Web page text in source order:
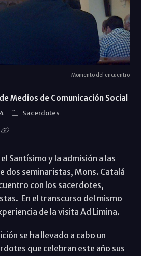
Momento del encuentro
Medios de Comunicación Social
Sacerdotes
Santísimo y la admisión a las
dos seminaristas, Mons. Catalá
con los sacerdotes,
En el transcurso del mismo
de la visita Ad Limina.
se ha llevado a cabo un
que celebran este año sus